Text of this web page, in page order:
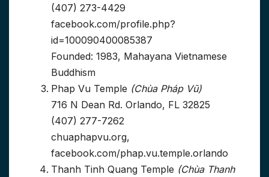
(407) 273-4429
facebook.com/profile.php?
id=100090400085387
Founded: 1983, Mahayana Vietnamese
Buddhism
Phap Vu Temple (Chùa Pháp Vũ)
716 N Dean Rd. Orlando, FL 32825
(407) 277-7262
chuaphapvu.org,
facebook.com/phap.vu.temple.orlando
Thanh Tinh Quang Temple (Chùa Thanh